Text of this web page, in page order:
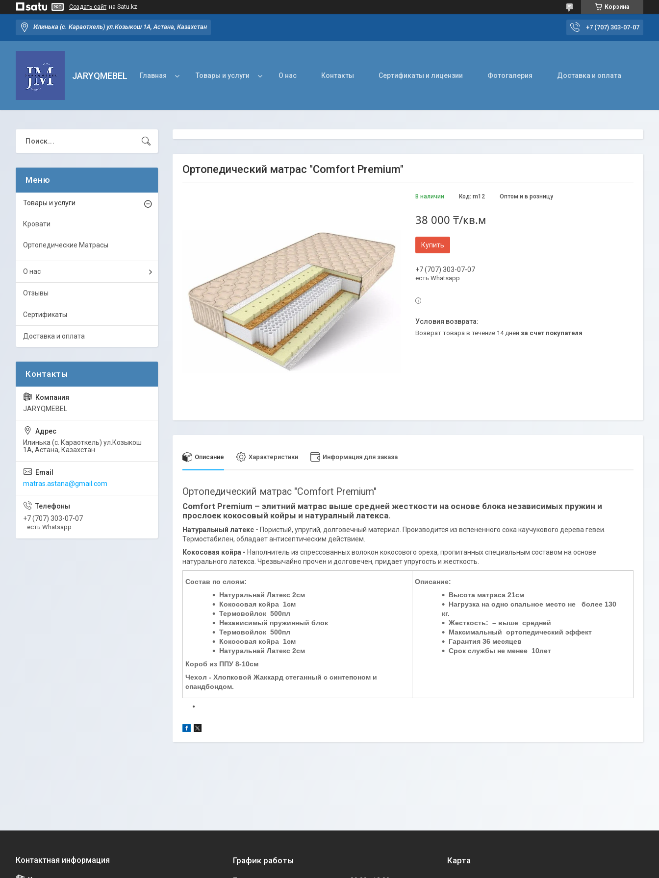
Создать сайт на Satu.kz Корзина
Илинька (с. Караоткель) ул.Козыкош 1А, Астана, Казахстан +7 (707) 303-07-07
JARYQMEBEL Главная Товары и услуги О нас Контакты Сертификаты и лицензии Фотогалерия Доставка и оплата
Ортопедический матрас "Comfort Premium"
В наличии Оптом и в розницу
Код: m12
38 000 ₸/кв.м
Купить
+7 (707) 303-07-07
есть Whatsapp
возврат товара в течение 14 дней за счет покупателя
Описание Характеристики Информация для заказа
Ортопедический матрас "Comfort Premium"
Comfort Premium – элитний матрас выше средней жесткости на основе блока независимых пружин и
прослоек кокосовый койры и натуралный латекса.
Натуральный латекс - Пористый, упругий, долговечный материал. Производится из вспененного сока каучукового дерева гевеи.
Термостабилен, обладает антисептическим действием.
Кокосовая койра - Наполнитель из спрессованных волокон кокосового ореха, пропитанных специальным составом на основе
натурального латекса. Чрезвычайно прочен и долговечен, придает упругость и жесткость.
Состав по слоям:
Натуральнай Латекс 2см
Кокосовая койра 1см
Термовойлок 500пл
Независимый пружинный блок
Термовойлок 500пл
Кокосовая койра 1см
Натуральнай Латекс 2см
Короб из ППУ 8-10см
Чехол - Хлопковой Жаккард стеганный с синтепоном и
спандбондом.
Описание:
Высота матраса 21см
Нагрузка на одно спальное место не более 130
кг.
Жесткость: – выше средней
Максимальный ортопедический эффект
Гарантия 36 месяцев
Срок службы не менее 10лет
Товары и услуги
Кровати
Ортопедические Матрасы
О нас
Отзывы
Сертификаты
Доставка и оплата
JARYQMEBEL
Илинька (с. Караоткель) ул.Козыкош
1А, Астана, Казахстан
matras.astana@gmail.com
+7 (707) 303-07-07
есть Whatsapp
График работы Карта